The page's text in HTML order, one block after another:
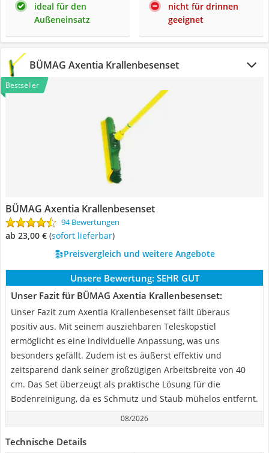
ideal für den
Außeneinsatz
nicht für drinnen
geeignet
BÜMAG Axentia Krallenbesenset
Bestseller
BÜMAG Axentia Krallenbesenset
94 Bewertungen
ab 23,00 € ( Sofort lieferbar)
Preisvergleich und weitere Angebote
Unsere Bewertung: SEHR GUT
Unser Fazit für BÜMAG Axentia Krallenbesenset:
Unser Fazit zum Axentia Krallenbesenset fällt überaus
positiv aus. Mit seinem ausziehbaren Teleskopstiel
ermöglicht es eine individuelle Anpassung, was uns
besonders gefällt. Zudem ist es äußerst effektiv und
zeitsparend dank seiner großzügigen Arbeitsbreite von 40
cm. Das Set überzeugt als praktische Lösung für die
Bodenreinigung, da es Schmutz und Staub mühelos entfernt.
08/2026
Technische Details